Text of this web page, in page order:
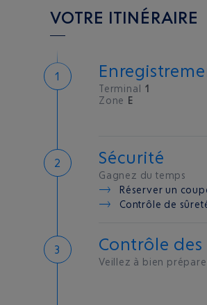
VOTRE ITINÉRAIRE
Terminal 1
Zone E
Sécurité
Gagnez du temps
Réserver un
Contrôle de
Contrôle
Veillez à bien